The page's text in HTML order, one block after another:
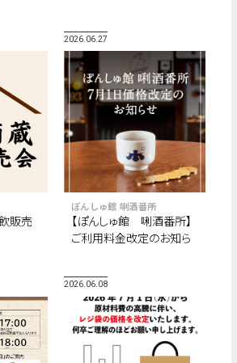
販売
2026.06.27
ぽんしゅ館 唎酒番所
【ぽんしゅ館 唎酒番所】
ご利用料金改定のお知ら
2026.06.08